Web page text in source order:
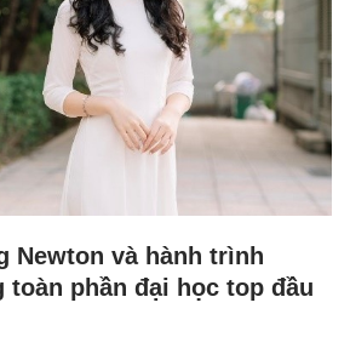
Newton và hành trình
toàn phần đại học top đầu